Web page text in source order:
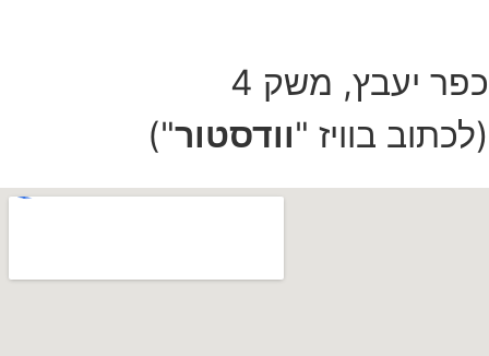
כפר יעבץ, משק 4
(לכתוב בוויז "וודסטור")